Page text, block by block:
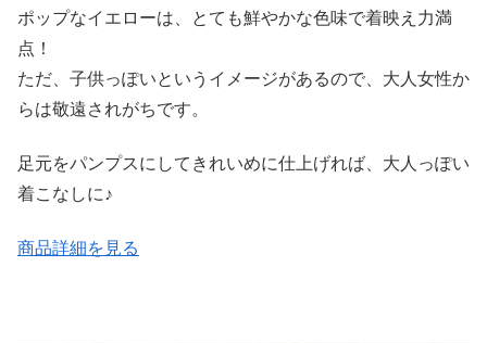
ポップなイエローは、とても鮮やかな色味で着映え力満
点！
ただ、子供っぽいというイメージがあるので、大人女性か
らは敬遠されがちです。
足元をパンプスにしてきれいめに仕上げれば、大人っぽい
着こなしに♪
商品詳細を見る